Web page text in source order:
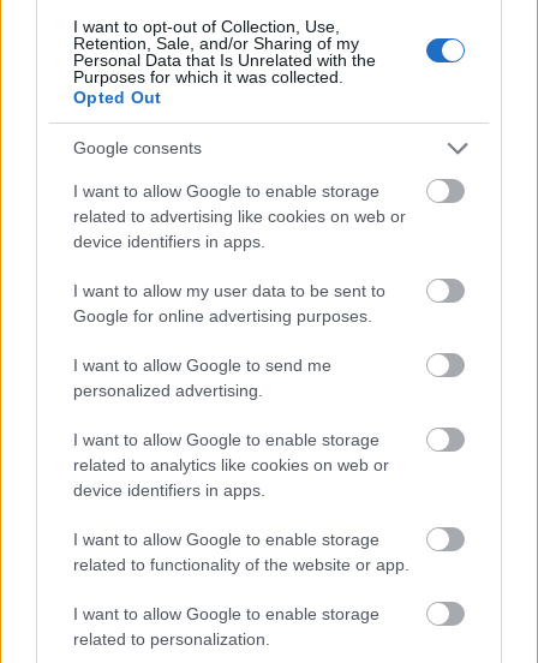
I want to opt-out of Collection, Use,
Retention, Sale, and/or Sharing of my
Personal Data that Is Unrelated with the
Purposes for which it was collected.
Opted Out
Google consents
I want to allow Google to enable storage
related to advertising like cookies on web or
device identifiers in apps.
I want to allow my user data to be sent to
Google for online advertising purposes.
I want to allow Google to send me
personalized advertising.
I want to allow Google to enable storage
related to analytics like cookies on web or
device identifiers in apps.
I want to allow Google to enable storage
related to functionality of the website or app.
I want to allow Google to enable storage
related to personalization.